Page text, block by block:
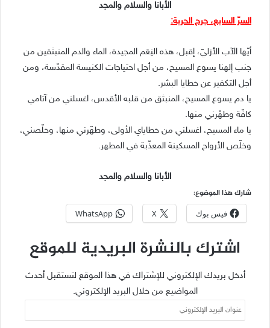
الأبانا والسلام والمجد
السرّ السابع، جرح الحربة:
أيّها الآب الأزليّ، إقبل، هذه النِعَم المجيدة، الماء والدم المنبثقين من
جنب إلهنا يسوع المسيح، من أجل احتياجات الكنيسة المقدّسة، ومن
أجل التكفير عن خطايا البشر.
يا دم يسوع المسيح، المنبثق من قلبه الأقدس، اغسلني من آثامي
كافّة وطهّرني منها.
يا ماء المسيح، اغسلني من خطاياي الأولى، وطهّرني منها، وخلّصني،
وخلّص الأرواح المسكينة المعذّبة في المطهر.
الأبانا والسلام والمجد
شارك هذا الموضوع:
فيس بوك X
WhatsApp
اشترك بالنشرة البريدية للموقع
أدخل بريدك الإلكتروني للإشتراك في هذا الموقع لتستقبل أحدث
المواضيع من خلال البريد الإلكتروني.
عنوان
البريد